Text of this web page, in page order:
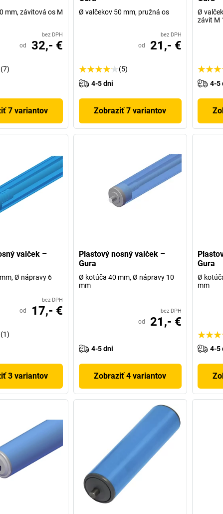
mm, závitová os M
bez DPH
od 32,- €
(7)
7 variantov
Ø valčekov 50 mm, pružná os
bez DPH
od 21,- €
(5)
4-5 dni
Zobraziť 7 variantov
Ø
závit M
4-5
valček –
Ø nápravy 6
bez DPH
od 17,- €
(1)
3 variantov
Plastový nosný valček –
Gura
Ø kotúča 40 mm, Ø nápravy 10
mm
bez DPH
od 21,- €
4-5 dni
Zobraziť 4 variantov
Gura
Ø
mm
4-5